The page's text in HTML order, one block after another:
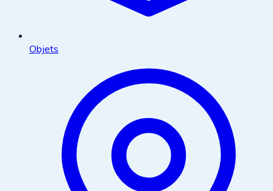
Objets